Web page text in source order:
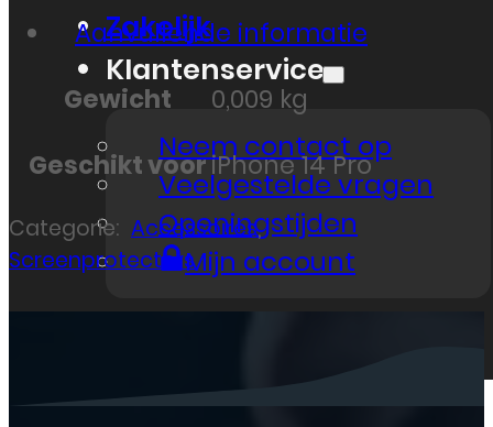
Zakelijk
Klantenservice
Neem contact op
Veelgestelde vragen
Openingstijden
Mijn account
Aanvullende informatie
Gewicht
0,009 kg
Geschikt vooriPhone 14 Pro
Categorie: Accessoires,
Screenprotectors